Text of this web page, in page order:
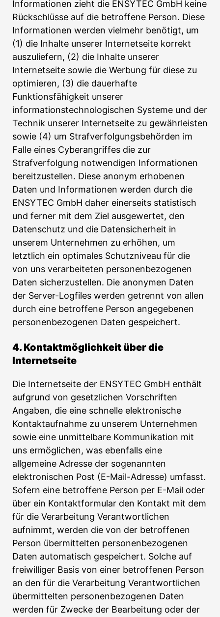
Informationen zieht die ENSYTEC GmbH keine
Rückschlüsse auf die betroffene Person. Diese
Informationen werden vielmehr benötigt, um
(1) die Inhalte unserer Internetseite korrekt
auszuliefern, (2) die Inhalte unserer
Internetseite sowie die Werbung für diese zu
optimieren, (3) die dauerhafte
Funktionsfähigkeit unserer
informationstechnologischen Systeme und der
Technik unserer Internetseite zu gewährleisten
sowie (4) um Strafverfolgungsbehörden im
Falle eines Cyberangriffes die zur
Strafverfolgung notwendigen Informationen
bereitzustellen. Diese anonym erhobenen
Daten und Informationen werden durch die
ENSYTEC GmbH daher einerseits statistisch
und ferner mit dem Ziel ausgewertet, den
Datenschutz und die Datensicherheit in
unserem Unternehmen zu erhöhen, um
letztlich ein optimales Schutzniveau für die
von uns verarbeiteten personenbezogenen
Daten sicherzustellen. Die anonymen Daten
der Server-Logfiles werden getrennt von allen
durch eine betroffene Person angegebenen
personenbezogenen Daten gespeichert.
4. Kontaktmöglichkeit über die
Internetseite
Die Internetseite der ENSYTEC GmbH enthält
aufgrund von gesetzlichen Vorschriften
Angaben, die eine schnelle elektronische
Kontaktaufnahme zu unserem Unternehmen
sowie eine unmittelbare Kommunikation mit
uns ermöglichen, was ebenfalls eine
allgemeine Adresse der sogenannten
elektronischen Post (E-Mail-Adresse) umfasst.
Sofern eine betroffene Person per E-Mail oder
über ein Kontaktformular den Kontakt mit dem
für die Verarbeitung Verantwortlichen
aufnimmt, werden die von der betroffenen
Person übermittelten personenbezogenen
Daten automatisch gespeichert. Solche auf
freiwilliger Basis von einer betroffenen Person
an den für die Verarbeitung Verantwortlichen
übermittelten personenbezogenen Daten
werden für Zwecke der Bearbeitung oder der